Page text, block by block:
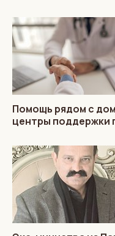
Помощь рядом с
центры поддержки